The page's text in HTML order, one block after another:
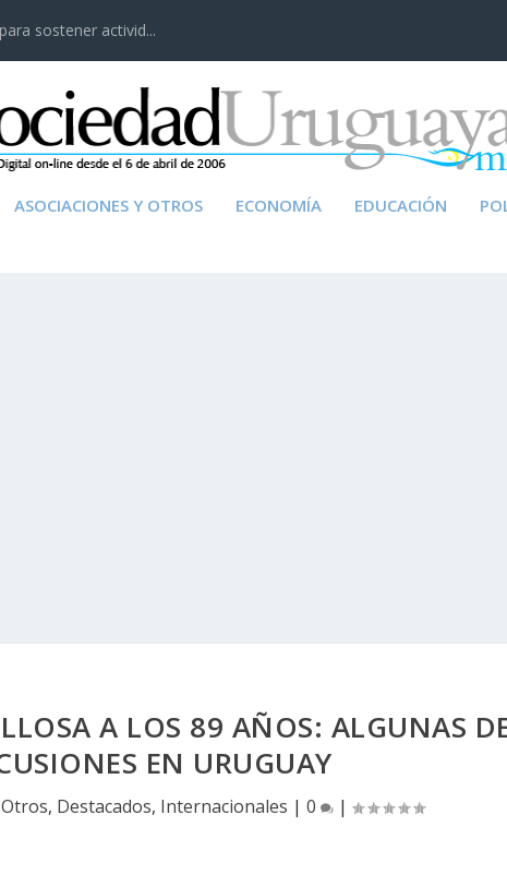
sostener activid...
ASOCIACIONES Y OTROS ECONOMÍA EDUCACIÓN
A LOS 89 AÑOS: ALGUNAS
EN URUGUAY
, Destacados, Internacionales | 0 |